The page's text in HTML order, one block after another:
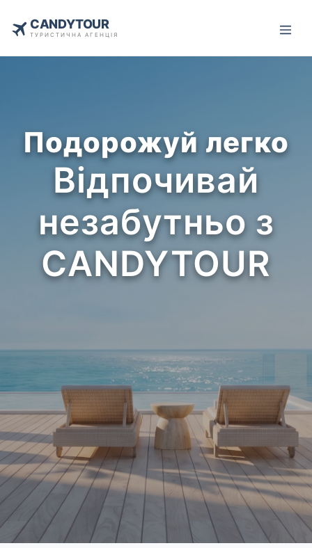
CANDYTOUR
ТУРИСТИЧНА АГЕНЦІЯ
Подорожуй легко
Відпочивай
незабутньо з
CANDYTOUR